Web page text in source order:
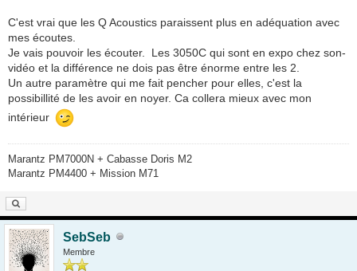
C'est vrai que les Q Acoustics paraissent plus en adéquation avec
mes écoutes.
Je vais pouvoir les écouter. Les 3050C qui sont en expo chez son-
vidéo et la différence ne dois pas être énorme entre les 2.
Un autre paramètre qui me fait pencher pour elles, c'est la
possibillité de les avoir en noyer. Ca collera mieux avec mon
intérieur
Marantz PM7000N + Cabasse Doris M2
Marantz PM4400 + Mission M71
SebSeb
Membre